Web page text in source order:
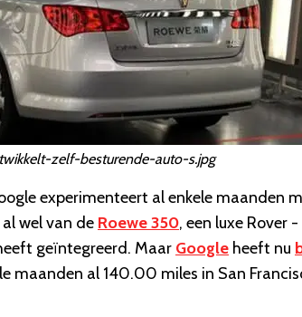
zelf-besturende-auto-s.jpg
experimenteert al enkele
wel van de Roewe 350, een luxe Rover
geïntegreerd. Maar Google heeft nu
maanden al 140.00 miles in San